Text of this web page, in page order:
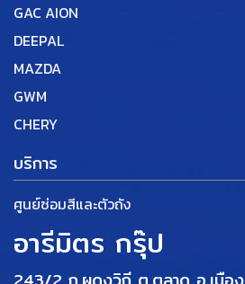
GAC AION
DEEPAL
MAZDA
GWM
CHERY
บริการ
ศูนย์ซ่อมสีและตัวถัง
อารีมิตร กรุ๊ป